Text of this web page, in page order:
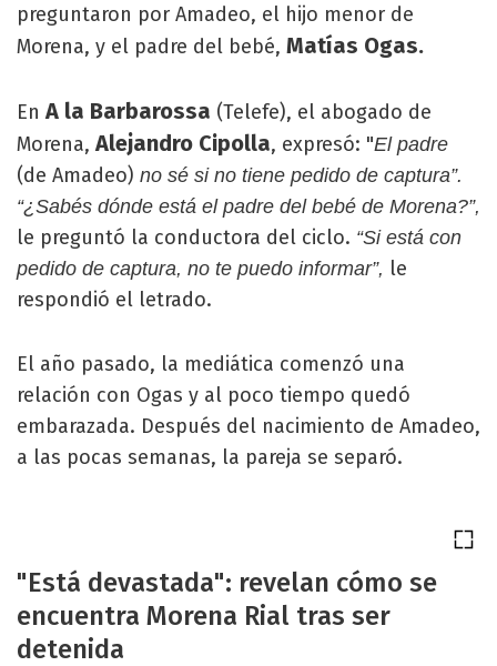
preguntaron por Amadeo, el hijo menor de
Morena, y el padre del bebé, Matías Ogas.
EnA la Barbarossa (Telefe), el abogado de
Morena,Alejandro Cipolla, expresó: "El padre
(de Amadeo) no sé si no tiene pedido de captura”.
“¿Sabés dónde está el padre del bebé de Morena?”,
le preguntó la conductora del ciclo. “Si está con
pedido de captura, no te puedo informar”, le
respondió el letrado.
El año pasado, la mediática comenzó una
relación con Ogas y al poco tiempo quedó
embarazada. Después del nacimiento de Amadeo,
a las pocas semanas, la pareja se separó.
"Está devastada": revelan cómo se
encuentra Morena Rial tras ser
detenida